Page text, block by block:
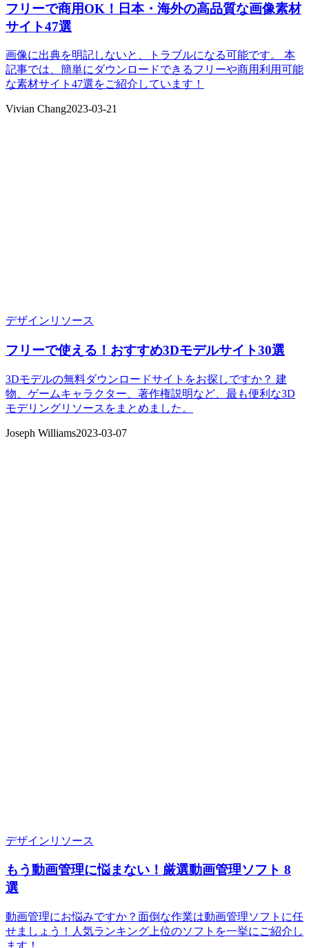
フリーで商用OK！日本・海外の高品質な画像素材
サイト47選
画像に出典を明記しないと、トラブルになる可能です。 本
記事では、簡単にダウンロードできるフリーや商用利用可能
な素材サイト47選をご紹介しています！
Vivian Chang2023-03-21
デザインリソース
フリーで使える！おすすめ3Dモデルサイト30選
3Dモデルの無料ダウンロードサイトをお探しですか？ 建
物、ゲームキャラクター、著作権説明など、最も便利な3D
モデリングリソースをまとめました。
Joseph Williams2023-03-07
デザインリソース
もう動画管理に悩まない！厳選動画管理ソフト 8
選
動画管理にお悩みですか？面倒な作業は動画管理ソフトに任
せましょう！人気ランキング上位のソフトを一挙にご紹介し